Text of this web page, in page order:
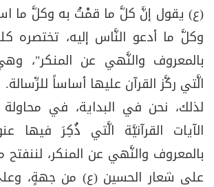
(ع) يقول إنَّ كلَّ ما قمْتُ به وكلَّ ما
وكلَّ ما أدعو النَّاس إليه، تختصره
بالمعروف والنَّهي عن المنكر"،
الَّتي ركَّز القرآن عليها أساساً للرِّسالة.
لذلك، نحن في البداية، في محاولة
الآيات القرآنيَّة الَّتي ذُكِرَ فيها
بالمعروف والنَّهي عن المنكر، لننفتح
على شعار الحسين (ع) من جهةٍ،